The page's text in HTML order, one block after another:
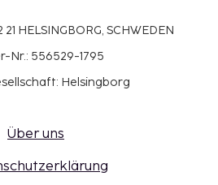
HELSINGBORG, SCHWEDEN
Nr.: 556529-1795
Helsingborg
Über uns